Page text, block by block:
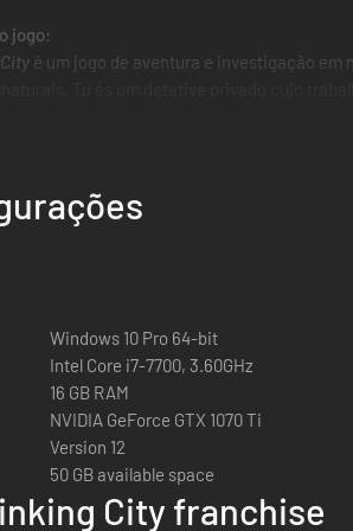
jogo:
é um jogo de aventura e investigação em
mundo aberto que pode ser explorado a
graças a um sistema aberto
saúde mental para desvendares a verdade
Windows 10 Pro 64-bit
Intel Core i7-7700, 3.60GHz
16 GB RAM
NVIDIA GeForce GTX 1070 Ti
Version 12
50 GB available space
City franchise